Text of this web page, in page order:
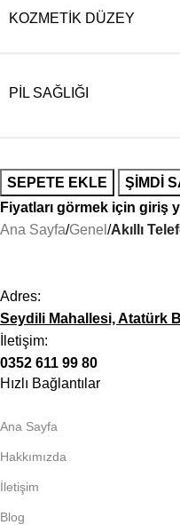
KOZMETIK DÜZEY
PIL SAĞLIĞI
SEPETE EKLE
ŞIMDI
Fiyatları görmek için giriş
Ana Sayfa Genel Akıllı
Adres:
Seydili Mahallesi, Atatürk
İletişim:
0352 611 99 80
Hızlı Bağlantılar
Ana Sayfa
Hakkımızda
İletişim
Blog